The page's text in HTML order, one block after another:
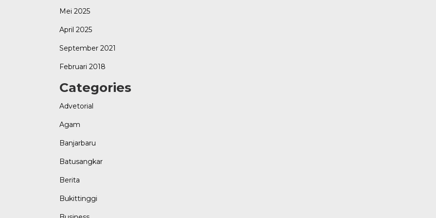
Mei 2025
April 2025
September 2021
Februari 2018
Categories
Advetorial
Agam
Banjarbaru
Batusangkar
Berita
Bukittinggi